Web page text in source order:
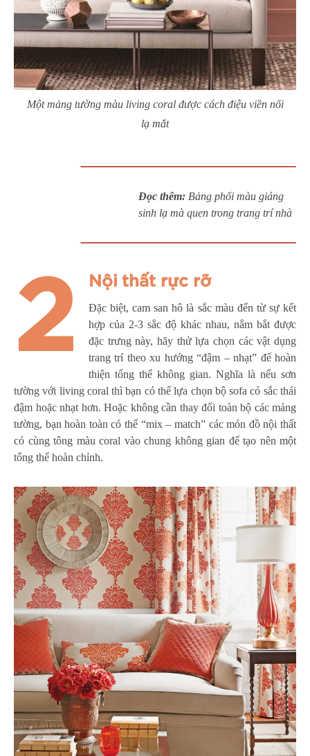
Một mảng tường màu living coral được cách điệu viền nổi
lạ mắt
Đọc thêm: Bảng phối màu giáng
sinh lạ mà quen trong trang trí nhà
2 Nội thất rực rỡ
Đặc biệt, cam san hô là sắc màu đến từ sự kết
hợp của 2-3 sắc độ khác nhau, nắm bắt được
đặc trưng này, hãy thử lựa chọn các vật dụng
trang trí theo xu hướng “đậm – nhạt” để hoàn
thiện tổng thể không gian. Nghĩa là nếu sơn
tường với living coral thì bạn có thể lựa chọn bộ sofa có sắc thái
đậm hoặc nhạt hơn. Hoặc không cần thay đổi toàn bộ các mảng
tường, bạn hoàn toàn có thể “mix – match” các món đồ nội thất
có cùng tông màu coral vào chung không gian để tạo nên một
tổng thể hoàn chỉnh.